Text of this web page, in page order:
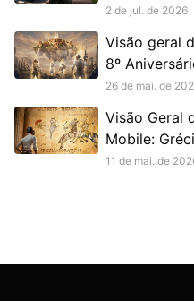
Versão 4.5
2 de jul. de 2026
Visão geral
8º
Pekora
26 de mai. de
Visão Geral
Mobile:
Heroicas e
11 de mai. de